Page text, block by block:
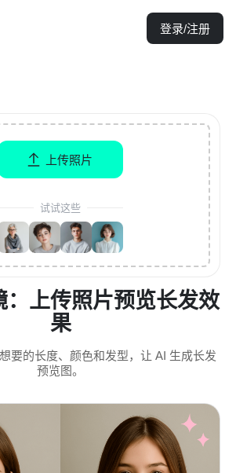
登录/注册
上传照片预览长发效
果
要的长度、颜色和发型，让 AI 生成长发
预览图。
上传照片
试试这些